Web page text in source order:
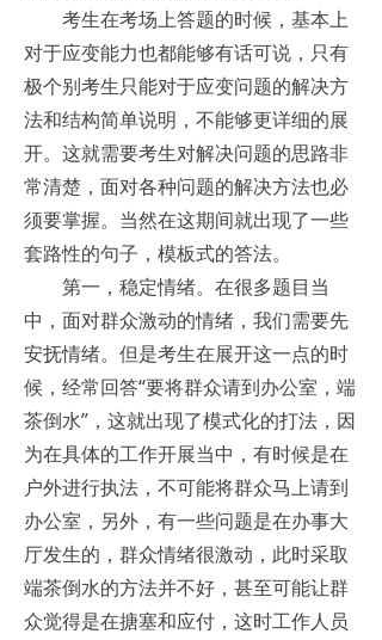
考生在考场上答题的时候，基本上
对于应变能力也都能够有话可说，只有
极个别考生只能对于应变问题的解决方
法和结构简单说明，不能够更详细的展
开。这就需要考生对解决问题的思路非
常清楚，面对各种问题的解决方法也必
须要掌握。当然在这期间就出现了一些
套路性的句子，模板式的答法。
第一，稳定情绪。在很多题目当
中，面对群众激动的情绪，我们需要先
安抚情绪。但是考生在展开这一点的时
候，经常回答“要将群众请到办公室，端
茶倒水”，这就出现了模式化的打法，因
为在具体的工作开展当中，有时候是在
户外进行执法，不可能将群众马上请到
办公室，另外，有一些问题是在办事大
厅发生的，群众情绪很激动，此时采取
端茶倒水的方法并不好，甚至可能让群
众觉得是在搪塞和应付，这时工作人员